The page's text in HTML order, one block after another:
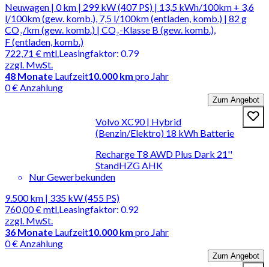
Neuwagen | 0 km | 299 kW (407 PS) | 13,5 kWh/100km + 3,6
l/100km (gew. komb.), 7,5 l/100km (entladen, komb.) | 82 g
CO₂/km (gew. komb.) | CO₂-Klasse B (gew. komb.),
F (entladen, komb.)
722,71 €mtl.
zzgl. MwSt.
Leasingfaktor: 0.79
48 Monate Laufzeit10.000 km pro Jahr
0 € Anzahlung
Zum Angebot
Volvo XC90 | Hybrid
(Benzin/Elektro) 18 kWh Batterie
Recharge T8 AWD Plus Dark 21''
StandHZG AHK
Nur Gewerbekunden
9.500 km | 335 kW (455 PS)
760,00 €mtl.
zzgl. MwSt.
Leasingfaktor: 0.92
36 Monate Laufzeit10.000 km pro Jahr
0 € Anzahlung
Zum Angebot